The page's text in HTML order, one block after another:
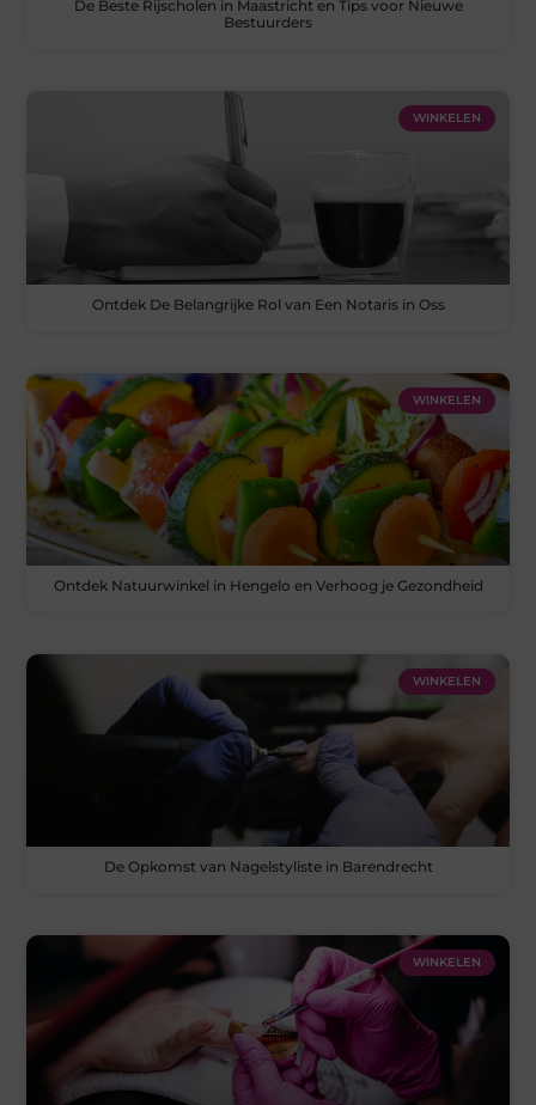
De Beste Rijscholen in Maastricht en Tips voor Nieuwe
Bestuurders
WINKELEN
Ontdek De Belangrijke Rol van Een Notaris in Oss
WINKELEN
Ontdek Natuurwinkel in Hengelo en Verhoog je Gezondheid
WINKELEN
De Opkomst van Nagelstyliste in Barendrecht
WINKELEN